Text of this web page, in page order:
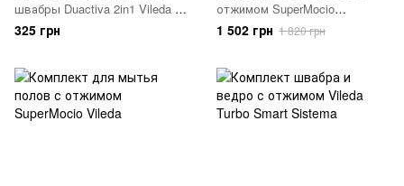
швабры Duactiva 2in1 Vileda 1
шт
325 грн
отжимом SuperMocio
Revolution Vileda
1 502 грн 1 820 грн